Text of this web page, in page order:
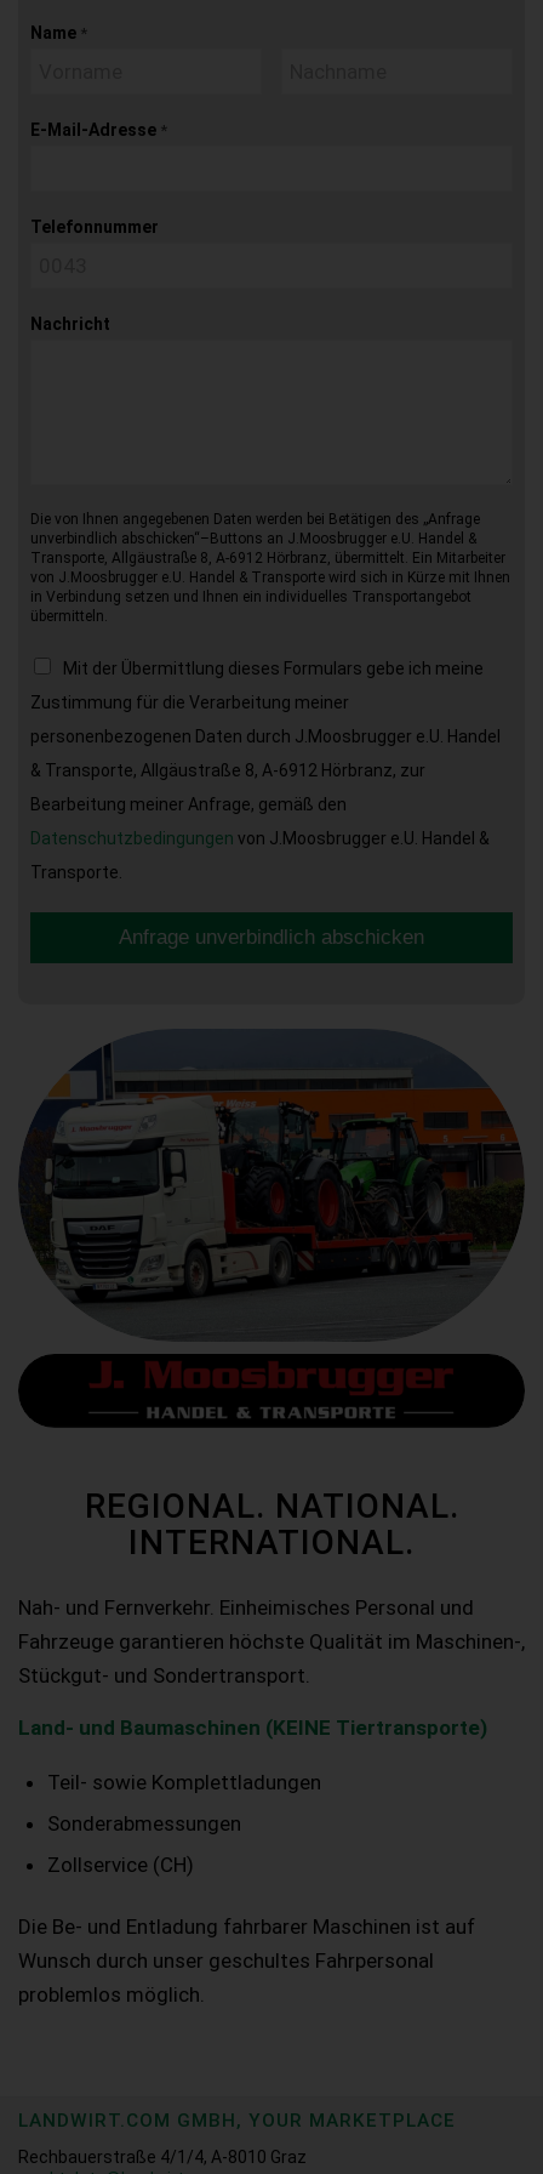
Name *
E-Mail-Adresse *
Telefonnummer
Nachricht
Die von Ihnen angegebenen Daten werden bei Betätigen des „Anfrage
unverbindlich abschicken“–Buttons an J.Moosbrugger e.U. Handel &
Transporte, Allgäustraße 8, A-6912 Hörbranz, übermittelt. Ein Mitarbeiter
von J.Moosbrugger e.U. Handel & Transporte wird sich in Kürze mit Ihnen
in Verbindung setzen und Ihnen ein individuelles Transportangebot
übermitteln.
Mit der Übermittlung dieses Formulars gebe ich meine
Zustimmung für die Verarbeitung meiner
personenbezogenen Daten durch J.Moosbrugger e.U. Handel
& Transporte, Allgäustraße 8, A-6912 Hörbranz, zur
Bearbeitung meiner Anfrage, gemäß den
Datenschutzbedingungen von J.Moosbrugger e.U. Handel &
Transporte.
Anfrage unverbindlich abschicken
REGIONAL. NATIONAL.
INTERNATIONAL.
Nah- und Fernverkehr. Einheimisches Personal und
Fahrzeuge garantieren höchste Qualität im Maschinen-,
Stückgut- und Sondertransport.
Land- und Baumaschinen (KEINE Tiertransporte)
Teil- sowie Komplettladungen
Sonderabmessungen
Zollservice (CH)
Die Be- und Entladung fahrbarer Maschinen ist auf
Wunsch durch unser geschultes Fahrpersonal
problemlos möglich.
LANDWIRT.COM GMBH, YOUR MARKETPLACE
Rechbauerstraße 4/1/4, A-8010 Graz